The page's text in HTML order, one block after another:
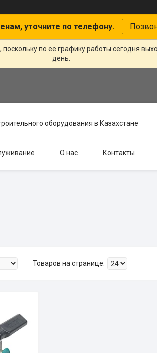
уточните по телефону.
по ее графику работы сегодня
день.
оборудования в Казахстане
О нас Контакты